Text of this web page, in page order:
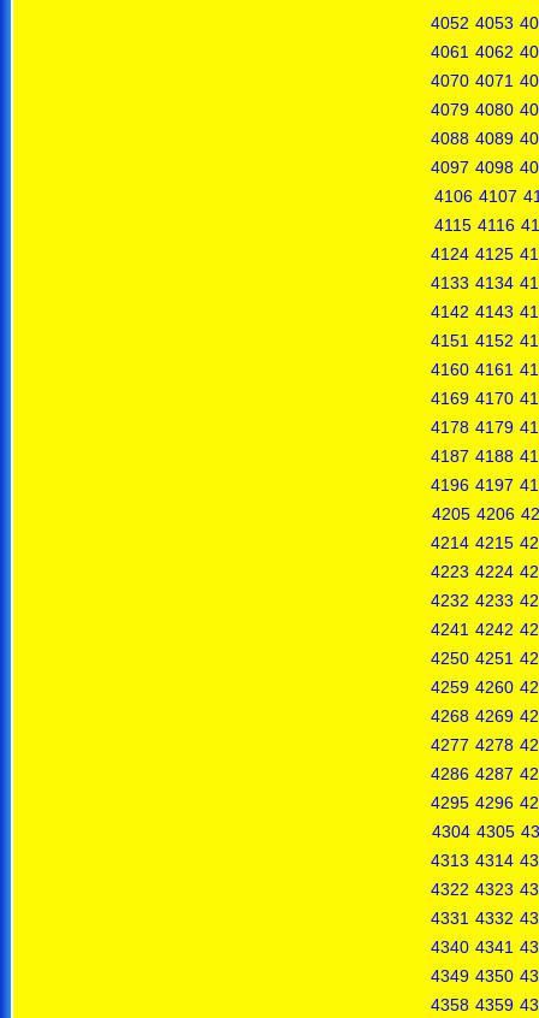
4052 4053
4061 4062
4070 4071
4079 4080
4088 4089
4097 4098
4106 4107
4115 4116
4124 4125
4133 4134
4142 4143
4151 4152
4160 4161
4169 4170
4178 4179
4187 4188
4196 4197
4205 4206
4214 4215
4223 4224
4232 4233
4241 4242
4250 4251
4259 4260
4268 4269
4277 4278
4286 4287
4295 4296
4304 4305
4313 4314
4322 4323
4331 4332
4340 4341
4349 4350
4358 4359